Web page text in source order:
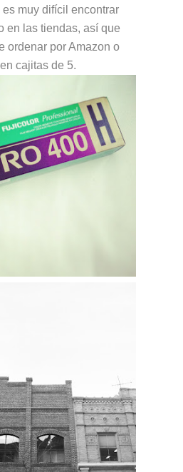
es muy difícil encontrar
en las tiendas, así que
ordenar por Amazon o
cajitas de 5.